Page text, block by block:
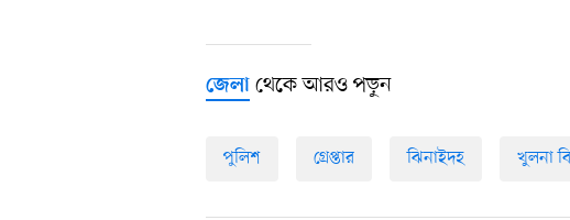
জেলা থেকে আরও পড়ুন
পুলিশ গ্রেপ্তার ঝিনাইদহ খুলনা